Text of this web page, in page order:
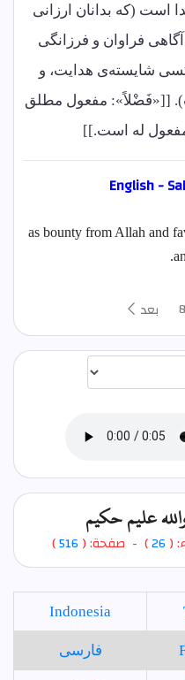
است (که بدانان ارزانی
فراوان و فرزانگی
شایسته‌ی هدایت، و
[[«فَضْلاً»: مفعول مطلق
له است.]]
English -
[It is] as bounty from Allah
بعد
عليم حكيم
(
26) - صفحة: (516
)
Indonesia
فارسی